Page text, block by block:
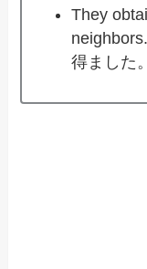
They
得ました